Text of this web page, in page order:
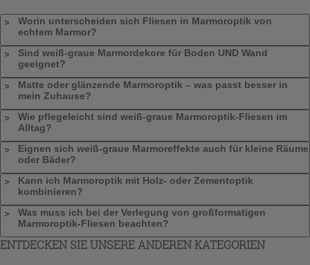
Worin unterscheiden sich Fliesen in Marmoroptik von
echtem Marmor?
Sind weiß-graue Marmordekore für Boden UND Wand
geeignet?
Matte oder glänzende Marmoroptik – was passt besser in
mein Zuhause?
Wie pflegeleicht sind weiß-graue Marmoroptik-Fliesen im
Alltag?
Eignen sich weiß-graue Marmoreffekte auch für kleine Räume
oder Bäder?
Kann ich Marmoroptik mit Holz- oder Zementoptik
kombinieren?
Was muss ich bei der Verlegung von großformatigen
Marmoroptik-Fliesen beachten?
ENTDECKEN SIE UNSERE ANDEREN KATEGORIEN